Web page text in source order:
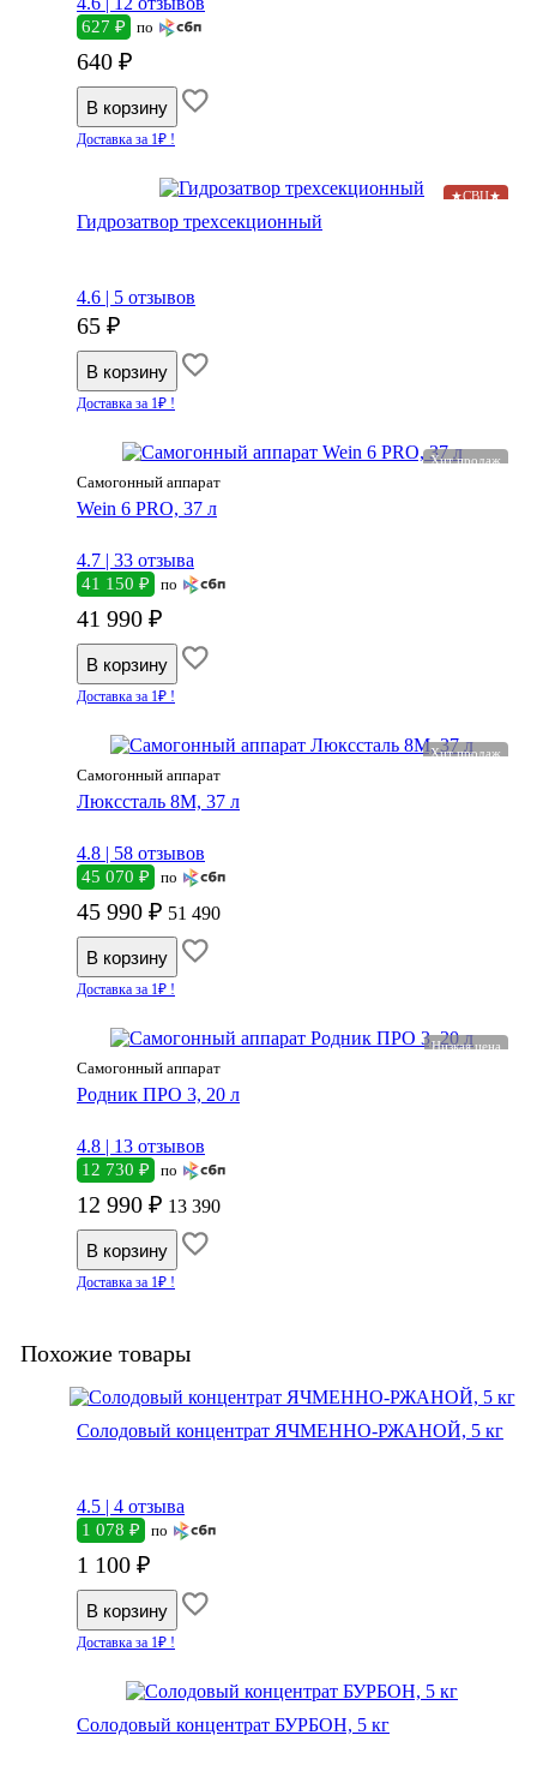
627 ₽ по
640 ₽
Доставка за 1₽ !
★СВЦ★
Гидрозатвор трехсекционный
4.6 | 5 отзывов
65 ₽
Доставка за 1₽ !
Хит продаж
Самогонный аппарат
Wein 6 PRO, 37 л
4.7 | 33 отзыва
41 150 ₽ по
41 990 ₽
Доставка за 1₽ !
Хит продаж
Самогонный аппарат
Люкссталь 8М, 37 л
4.8 | 58 отзывов
45 070 ₽ по
45 990 ₽ 51 490
Доставка за 1₽ !
Низкая цена
Самогонный аппарат
Родник ПРО 3, 20 л
4.8 | 13 отзывов
12 730 ₽ по
12 990 ₽ 13 390
Доставка за 1₽ !
Похожие товары
Солодовый концентрат ЯЧМЕННО-РЖАНОЙ, 5 кг
4.5 | 4 отзыва
1 078 ₽ по
1 100 ₽
Доставка за 1₽ !
Солодовый концентрат БУРБОН, 5 кг